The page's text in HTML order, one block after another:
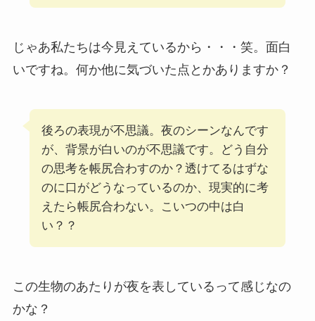
じゃあ私たちは今見えているから・・・笑。面白
いですね。何か他に気づいた点とかありますか？
後ろの表現が不思議。夜のシーンなんです
が、背景が白いのが不思議です。どう自分
の思考を帳尻合わすのか？透けてるはずな
のに口がどうなっているのか、現実的に考
えたら帳尻合わない。こいつの中は白
い？？
この生物のあたりが夜を表しているって感じなの
かな？